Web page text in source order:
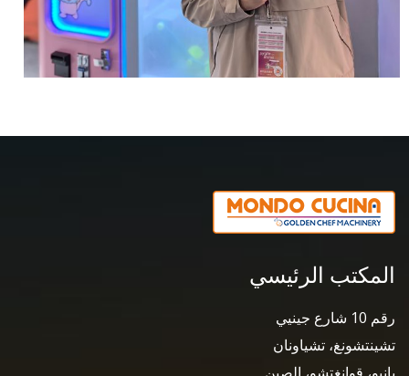
المكتب الرئيسي
رقم 10 شارع جينيي
تشينتشونغ، تشياونان